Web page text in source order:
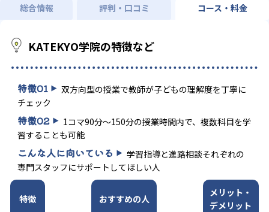
総合情報 評判・口コミ コース・料金
KATEKYO学院の特徴など
特徴01
双方向型の授業で教師が子どもの理解度を丁寧に
チェック
特徴02
1コマ90分～150分の授業時間内で、複数科目を学
習することも可能
こんな人に向いている
学習指導と進路相談それぞれの
専門スタッフにサポートしてほしい人
特徴 おすすめの人
メリット・
デメリット